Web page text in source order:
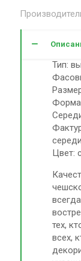
Тип:
Цвет:
тех,
всех,